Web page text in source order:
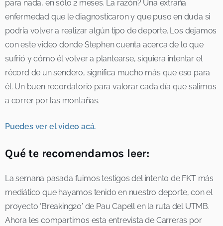
para nada, en sólo 2 meses. La razón? Una extraña
enfermedad que le diagnosticaron y que puso en duda si
podría volver a realizar algún tipo de deporte. Los dejamos
con este video donde Stephen cuenta acerca de lo que
sufrió y cómo él volver a plantearse, siquiera intentar el
récord de un sendero, significa mucho más que eso para
él. Un buen recordatorio para valorar cada día que salimos
a correr por las montañas.
Puedes ver el video acá.
Qué te recomendamos leer:
La semana pasada fuimos testigos del intento de FKT más
mediático que hayamos tenido en nuestro deporte, con el
proyecto ‘Breaking20’ de Pau Capell en la ruta del UTMB.
Ahora les compartimos esta entrevista de Carreras por